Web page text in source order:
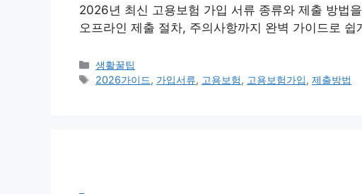
2026년 최신 고용보험 가입 서류 종류와 제출 방법
오프라인 제출 절차, 주의사항까지 완벽 가이드로 쉽
카
테
생활꿀팁
태
2026가이드, 가입서류, 고용보험, 고용보험가입,제출방법